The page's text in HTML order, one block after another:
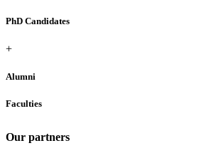
PhD Candidates
+
Alumni
Faculties
Our partners